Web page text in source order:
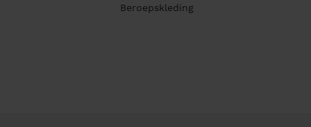
Beroepskleding